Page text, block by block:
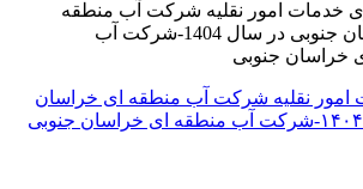
امور نقلیه شرکت آب منطقه ای خراسان